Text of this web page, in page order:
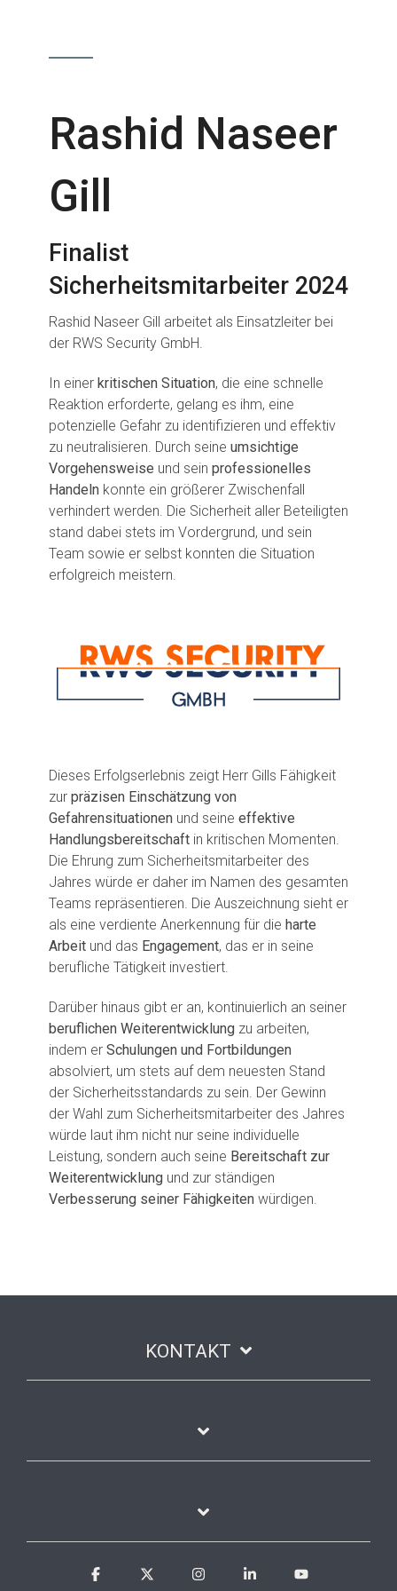
Rashid Naseer
Gill
Finalist
Sicherheitsmitarbeiter 2024
Rashid Naseer Gill arbeitet als Einsatzleiter bei
der RWS Security GmbH.
In einer kritischen Situation, die eine schnelle
Reaktion erforderte, gelang es ihm, eine
potenzielle Gefahr zu identifizieren und effektiv
zu neutralisieren. Durch seine umsichtige
Vorgehensweise und sein professionelles
Handeln konnte ein größerer Zwischenfall
verhindert werden. Die Sicherheit aller Beteiligten
stand dabei stets im Vordergrund, und sein
Team sowie er selbst konnten die Situation
erfolgreich meistern.
Dieses Erfolgserlebnis zeigt Herr Gills Fähigkeit
zur präzisen Einschätzung von
Gefahrensituationen und seine effektive
Handlungsbereitschaft in kritischen Momenten.
Die Ehrung zum Sicherheitsmitarbeiter des
Jahres würde er daher im Namen des gesamten
Teams repräsentieren. Die Auszeichnung sieht er
als eine verdiente Anerkennung für die harte
Arbeit und das Engagement, das er in seine
berufliche Tätigkeit investiert.
Darüber hinaus gibt er an, kontinuierlich an seiner
beruflichen Weiterentwicklung zu arbeiten,
indem er Schulungen und Fortbildungen
absolviert, um stets auf dem neuesten Stand
der Sicherheitsstandards zu sein. Der Gewinn
der Wahl zum Sicherheitsmitarbeiter des Jahres
würde laut ihm nicht nur seine individuelle
Leistung, sondern auch seine Bereitschaft zur
Weiterentwicklung und zur ständigen
Verbesserung seiner Fähigkeiten würdigen.
KONTAKT
Facebook InstagramLinkedin